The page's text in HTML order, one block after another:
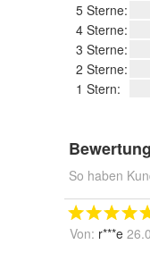
5 Sterne:
4 Sterne:
3 Sterne:
2 Sterne:
1 Stern:
So haben
Von: r***e